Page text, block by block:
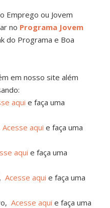
Emprego ou Jovem
no Programa Jovem
do Programa e Boa
em nosso site além
aqui e faça uma
Acesse aqui e faça uma
aqui e faça uma
Acesse aqui e faça uma
Acesse aqui e faça uma